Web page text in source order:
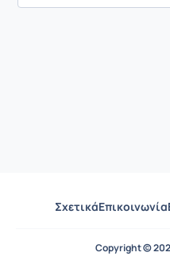
ΣχετικάΕπικοινωνία
Copyright ©